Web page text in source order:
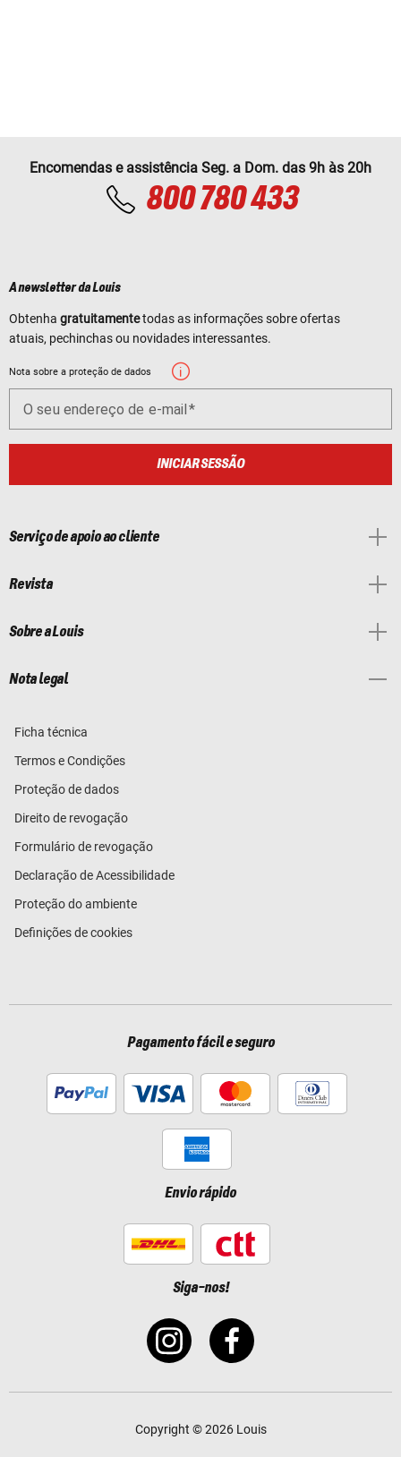
Encomendas e assistência Seg. a Dom. das 9h às 20h
800 780 433
A newsletter da Louis
Obtenha gratuitamentetodas as informações sobre ofertas
atuais, pechinchas ou novidades interessantes.
Nota sobre a proteção de dados
O seu endereço de e-mail
INICIAR SESSÃO
Serviço de apoio ao cliente
Revista
Sobre a Louis
Nota legal
Ficha técnica
Termos e Condições
Proteção de dados
Direito de revogação
Formulário de revogação
Declaração de Acessibilidade
Proteção do ambiente
Definições de cookies
Pagamento fácil e seguro
Envio rápido
Siga-nos!
Copyright © 2026 Louis